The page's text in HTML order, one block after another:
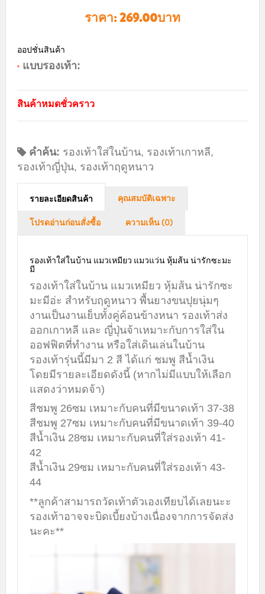
ราคา:269.00บาท
ออปชั่นสินค้า
* แบบรองเท้า:
สินค้าหมดชั่วคราว
คำค้น: รองเท้าใส่ในบ้าน, รองเท้าเกาหลี,
รองเท้าญี่ปุ่น, รองเท้าฤดูหนาว
รายละเอียดสินค้า คุณสมบัติเฉพาะ
โปรดอ่านก่อนสั่งซื้อ ความเห็น (0)
รองเท้าใส่ในบ้าน แมวเหมียว แมวแว่น หุ้มส้น น่ารักซะมะ
มี
รองเท้าใส่ในบ้าน แมวเหมียว หุ้มส้น น่ารักซะ
มะมีอ่ะ สำหรับฤดูหนาว พื้นยางขนปุยนุ่มๆ
งานเป็นงานเย็บทั้งคู่ค้อนข้างหนา รองเท้าส่ง
ออกเกาหลี และ ญี่ปุ่นจ้าเหมาะกับการใส่ใน
ออฟฟิตที่ทำงาน หรือใส่เดินเล่นในบ้าน
รองเท้ารุ่นนี้มีมา 2 สี ได้แก่ ชมพู สีน้ำเงิน
โดยมีรายละเอียดดังนี้ (หากไม่มีแบบให้เลือก
แสดงว่าหมดจ้า)
สีชมพู 26ซม เหมาะกับคนที่มีขนาดเท้า 37-38
สีชมพู 27ซม เหมาะกับคนที่มีขนาดเท้า 39-40
สีน้ำเงิน 28ซม เหมาะกับคนที่ใส่รองเท้า 41-
42
สีน้ำเงิน 29ซม เหมาะกับคนที่ใส่รองเท้า 43-
44
**ลูกค้าสามารถวัดเท้าตัวเองเทียบได้เลยนะะ
รองเท้าอาจจะบิดเบี้ยงบ้างเนื่องจากการจัดส่ง
นะคะ**